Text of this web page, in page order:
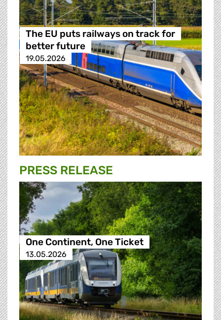
The EU puts railways on track for
better future
19.05.2026
PRESS RELEASE
One Continent, One Ticket
13.05.2026